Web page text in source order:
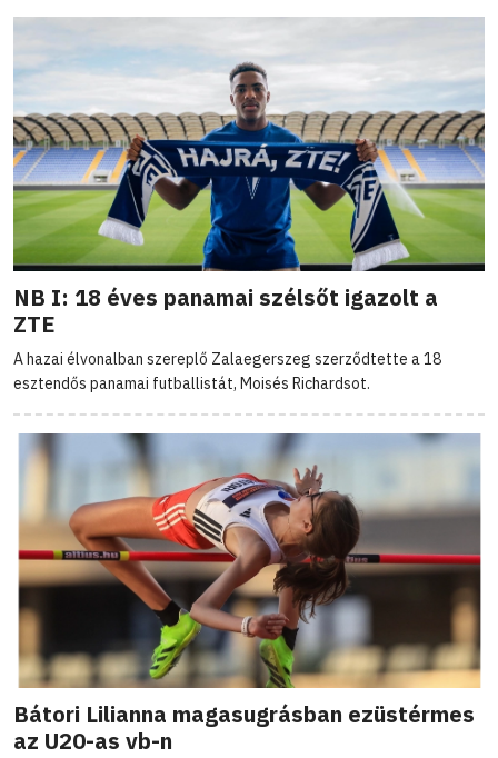
NB I: 18 éves panamai szélsőt igazolt a
ZTE
A hazai élvonalban szereplő Zalaegerszeg szerződtette a 18
esztendős panamai futballistát, Moisés Richardsot.
Bátori Lilianna magasugrásban ezüstérmes
az U20-as vb-n